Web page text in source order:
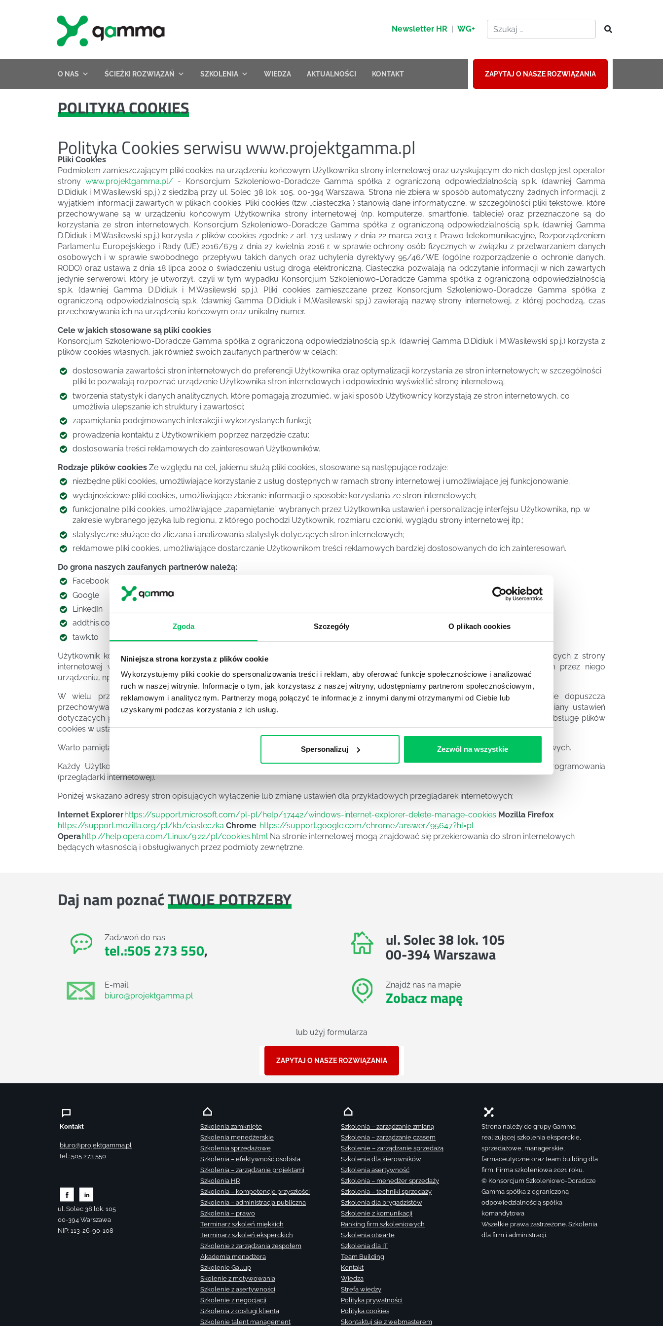
Zgoda Szczegóły O plikach cookies
Niniejsza strona korzysta z plików cookie
Wykorzystujemy pliki cookie do spersonalizowania treści i reklam, aby oferować funkcje społecznościowe i analizować
ruch w naszej witrynie. Informacje o tym, jak korzystasz z naszej witryny, udostępniamy partnerom społecznościowym,
reklamowym i analitycznym. Partnerzy mogą połączyć te informacje z innymi danymi otrzymanymi od Ciebie lub
uzyskanymi podczas korzystania z ich usług.
Spersonalizuj Zezwól na wszystkie
Newsletter HR | WG+
O NAS ŚCIEŻKI ROZWIĄZAŃ SZKOLENIA WIEDZA AKTUALNOŚCI KONTAKT ZAPYTAJ O NASZE ROZWIĄZANIA
POLITYKA COOKIES
Polityka Cookies serwisu www.projektgamma.pl
Pliki Cookies
Podmiotem zamieszczającym pliki cookies na urządzeniu końcowym Użytkownika strony internetowej oraz uzyskującym do nich dostęp jest operator
strony www.projektgamma.pl/ - Konsorcjum Szkoleniowo-Doradcze Gamma spółka z ograniczoną odpowiedzialnością sp.k. (dawniej Gamma
D.Didiuk i M.Wasilewski sp.j.) z siedzibą przy ul. Solec 38 lok. 105, 00-394 Warszawa. Strona nie zbiera w sposób automatyczny żadnych informacji, z
wyjątkiem informacji zawartych w plikach cookies. Pliki cookies (tzw. „ciasteczka”) stanowią dane informatyczne, w szczególności pliki tekstowe, które
przechowywane są w urządzeniu końcowym Użytkownika strony internetowej (np. komputerze, smartfonie, tablecie) oraz przeznaczone są do
korzystania ze stron internetowych. Konsorcjum Szkoleniowo-Doradcze Gamma spółka z ograniczoną odpowiedzialnością sp.k. (dawniej Gamma
D.Didiuk i M.Wasilewski sp.j.) korzysta z plików cookies zgodnie z art. 173 ustawy z dnia 22 marca 2013 r. Prawo telekomunikacyjne, Rozporządzeniem
Parlamentu Europejskiego i Rady (UE) 2016/679 z dnia 27 kwietnia 2016 r. w sprawie ochrony osób fizycznych w związku z przetwarzaniem danych
osobowych i w sprawie swobodnego przepływu takich danych oraz uchylenia dyrektywy 95/46/WE (ogólne rozporządzenie o ochronie danych,
RODO) oraz ustawą z dnia 18 lipca 2002 o świadczeniu usług drogą elektroniczną. Ciasteczka pozwalają na odczytanie informacji w nich zawartych
jedynie serwerowi, który je utworzył, czyli w tym wypadku Konsorcjum Szkoleniowo-Doradcze Gamma spółka z ograniczoną odpowiedzialnością
sp.k. (dawniej Gamma D.Didiuk i M.Wasilewski sp.j.). Pliki cookies zamieszczane przez Konsorcjum Szkoleniowo-Doradcze Gamma spółka z
ograniczoną odpowiedzialnością sp.k. (dawniej Gamma D.Didiuk i M.Wasilewski sp.j.) zawierają nazwę strony internetowej, z której pochodzą, czas
przechowywania ich na urządzeniu końcowym oraz unikalny numer.
Cele w jakich stosowane są pliki cookies
Konsorcjum Szkoleniowo-Doradcze Gamma spółka z ograniczoną odpowiedzialnością sp.k. (dawniej Gamma D.Didiuk i M.Wasilewski sp.j.) korzysta z
plików cookies własnych, jak również swoich zaufanych partnerów w celach:
dostosowania zawartości stron internetowych do preferencji Użytkownika oraz optymalizacji korzystania ze stron internetowych; w szczególności
pliki te pozwalają rozpoznać urządzenie Użytkownika stron internetowych i odpowiednio wyświetlić stronę internetową;
tworzenia statystyk i danych analitycznych, które pomagają zrozumieć, w jaki sposób Użytkownicy korzystają ze stron internetowych, co
umożliwia ulepszanie ich struktury i zawartości;
zapamiętania podejmowanych interakcji i wykorzystanych funkcji;
prowadzenia kontaktu z Użytkownikiem poprzez narzędzie czatu;
dostosowania treści reklamowych do zainteresowań Użytkowników.
Rodzaje plików cookies Ze względu na cel, jakiemu służą pliki cookies, stosowane są następujące rodzaje:
niezbędne pliki cookies, umożliwiające korzystanie z usług dostępnych w ramach strony internetowej i umożliwiające jej funkcjonowanie;
wydajnościowe pliki cookies, umożliwiające zbieranie informacji o sposobie korzystania ze stron internetowych;
funkcjonalne pliki cookies, umożliwiające „zapamiętanie” wybranych przez Użytkownika ustawień i personalizację interfejsu Użytkownika, np. w
zakresie wybranego języka lub regionu, z którego pochodzi Użytkownik, rozmiaru czcionki, wyglądu strony internetowej itp.;
statystyczne służące do zliczana i analizowania statystyk dotyczących stron internetowych;
reklamowe pliki cookies, umożliwiające dostarczanie Użytkownikom treści reklamowych bardziej dostosowanych do ich zainteresowań.
Do grona naszych zaufanych partnerów należą:
Facebook Inc.
Google
LinkedIn
addthis.com
tawk.to
Użytkownik końcowy może wyrazić zgodę, lub ją cofnąć w dowolnym momencie, na przechowywanie plików cookies pochodzących z strony
internetowej w jego urządzeniu końcowym za pomocą ustawień przeglądarki internetowej zainstalowanej w wykorzystywanym przez niego
urządzeniu, np. laptop, tablet, smartfon.
W wielu przypadkach oprogramowanie służące do przeglądania stron internetowych (przeglądarka internetowa) domyślnie dopuszcza
przechowywanie plików cookies w urządzeniu z którego korzysta Użytkownik. Użytkownicy mogą dokonać w każdym czasie zmiany ustawień
dotyczących plików cookies. Ustawienia te mogą zostać zmienione w szczególności w taki sposób, aby blokować automatyczną obsługę plików
cookies w ustawieniach przeglądarki internetowej bądź informować o ich każdorazowym zamieszczeniu w urządzeniu Użytkownika.
Warto pamiętać, że ograniczenia stosowania plików cookies mogą wpłynąć na niektóre funkcjonalności dostępne na stronach internetowych.
Każdy Użytkownik ma możliwość zmiany ustawień przeglądarki cookies. Funkcjonalność taka dostępna jest w ustawieniach oprogramowania
(przeglądarki internetowej).
Poniżej wskazano adresy stron opisujących wyłączenie lub zmianę ustawień dla przykładowych przeglądarek internetowych:
Internet Explorerhttps://support.microsoft.com/pl-pl/help/17442/windows-internet-explorer-delete-manage-cookies Mozilla Firefox
https://support.mozilla.org/pl/kb/ciasteczka Chrome https://support.google.com/chrome/answer/95647?hl=pl
Operahttp://help.opera.com/Linux/9.22/pl/cookies.htmlNa stronie internetowej mogą znajdować się przekierowania do stron internetowych
będących własnością i obsługiwanych przez podmioty zewnętrzne.
Daj nam poznaćTWOJE POTRZEBY
Zadzwoń do nas:
tel.:505 273 550,
E-mail:
biuro@projektgamma.pl
ul. Solec 38 lok. 105
00-394 Warszawa
Znajdź nas na mapie
Zobacz mapę
lub użyj formularza
ZAPYTAJ O NASZE ROZWIĄZANIA
Kontakt
biuro@projektgamma.pl
tel.: 505 273 550
ul. Solec 38 lok. 105
00-394 Warszawa
NIP: 113-26-90-108
Szkolenia zamknięte
Szkolenia menedżerskie
Szkolenia sprzedażowe
Szkolenia – efektywność osobista
Szkolenia – zarządzanie projektami
Szkolenia HR
Szkolenia – kompetencje przyszłości
Szkolenia – administracja publiczna
Szkolenia – prawo
Terminarz szkoleń miękkich
Terminarz szkoleń eksperckich
Szkolenie z zarządzania zespołem
Akademia menadżera
Szkolenie Gallup
Skolenie z motywowania
Szkolenie z asertywności
Szkolenie z negocjacji
Szkolenia z obsługi klienta
Szkolenie talent management
Szkolenia – zarządzanie zmianą
Szkolenia – zarządzanie czasem
Szkolenie – zarządzanie sprzedażą
Szkolenia dla kierowników
Szkolenia asertywność
Szkolenia – menedżer sprzedaży
Szkolenia – techniki sprzedaży
Szkolenia dla brygadzistów
Szkolenie z komunikacji
Ranking firm szkoleniowych
Szkolenia otwarte
Szkolenia dla IT
Team Building
Kontakt
Wiedza
Strefa wiedzy
Polityka prywatności
Polityka cookies
Skontaktuj sie z webmasterem
Strona należy do grupy Gamma
realizującej szkolenia eksperckie,
sprzedażowe, managerskie,
farmaceutyczne oraz team building dla
firm. Firma szkoleniowa 2021 roku.
© Konsorcjum Szkoleniowo-Doradcze
Gamma spółka z ograniczoną
odpowiedzialnością spółka
komandytowa
Wszelkie prawa zastrzeżone. Szkolenia
dla firm i administracji.